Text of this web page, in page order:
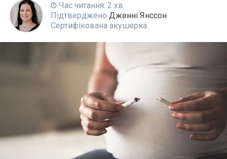
Час читання: 2 хв
Підтверджено Дженні Янссон
Сертифікована акушерка